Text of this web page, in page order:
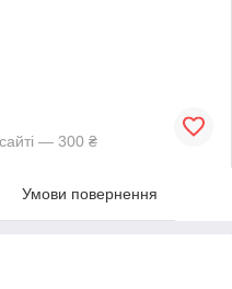
— 300 ₴
Умови повернення